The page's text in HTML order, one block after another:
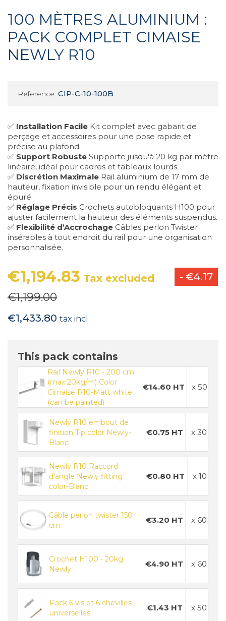
100 MÈTRES ALUMINIUM :
PACK COMPLET CIMAISE
NEWLY R10
Reference: CIP-C-10-100B
✅ Installation Facile Kit complet avec gabarit de
perçage et accessoires pour une pose rapide et
précise au plafond.
✅ Support Robuste Supporte jusqu'à 20 kg par mètre
linéaire, idéal pour cadres et tableaux lourds.
✅ Discrétion Maximale Rail aluminium de 17 mm de
hauteur, fixation invisible pour un rendu élégant et
épuré.
✅ Réglage Précis Crochets autobloquants H100 pour
ajuster facilement la hauteur des éléments suspendus.
✅ Flexibilité d’Accrochage Câbles perlon Twister
insérables à tout endroit du rail pour une organisation
personnalisée.
€1,194.83 Tax excluded - €4.17
€1,199.00
€1,433.80 tax incl.
This pack contains
Rail Newly R10 - 200 cm
(max 20kg/m) Color
Cimaise R10-Matt white
(can be painted)
€14.60 HT x 50
Newly R10 embout de
finition Tip color Newly-
Blanc
€0.75 HT x 30
Newly R10 Raccord
d'angle Newly fitting
color-Blanc
€0.80 HT x 10
Câble perlon twister 150
cm
€3.20 HT x 60
Crochet H100 - 20kg
Newly
€4.90 HT x 60
Pack 6 vis et 6 chevilles
universelles
€1.43 HT x 50